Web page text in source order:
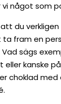
något som
du
fram en
sägs
kanske på
choklad